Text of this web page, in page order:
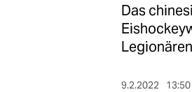
Das
9.2.2022